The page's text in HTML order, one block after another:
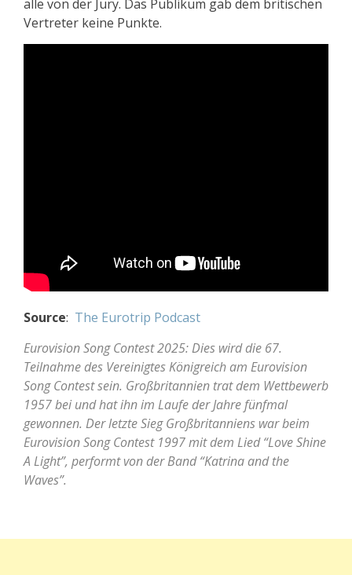
alle von der Jury. Das Publikum gab dem britischen
Vertreter keine Punkte.
Source: The Eurotrip Podcast
Eurovision Song Contest 2025: Dies wird die 67.
Teilnahme des Vereinigtes Königreich am Eurovision
Song Contest sein. Großbritannien trat dem Wettbewerb
1957 bei und hat ihn im Laufe der Jahre fünfmal
gewonnen. Der letzte Sieg Großbritanniens war beim
Eurovision Song Contest 1997 mit dem Lied “Love Shine
A Light”, performt von der Band “Katrina and the
Waves”.